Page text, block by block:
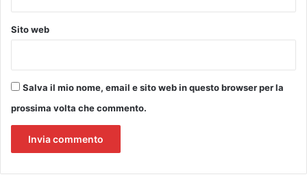
t
t
i
r
a
i
e
l
Sito web
Salva il mio nome, email e sito web in questo browser per la
prossima volta che commento.